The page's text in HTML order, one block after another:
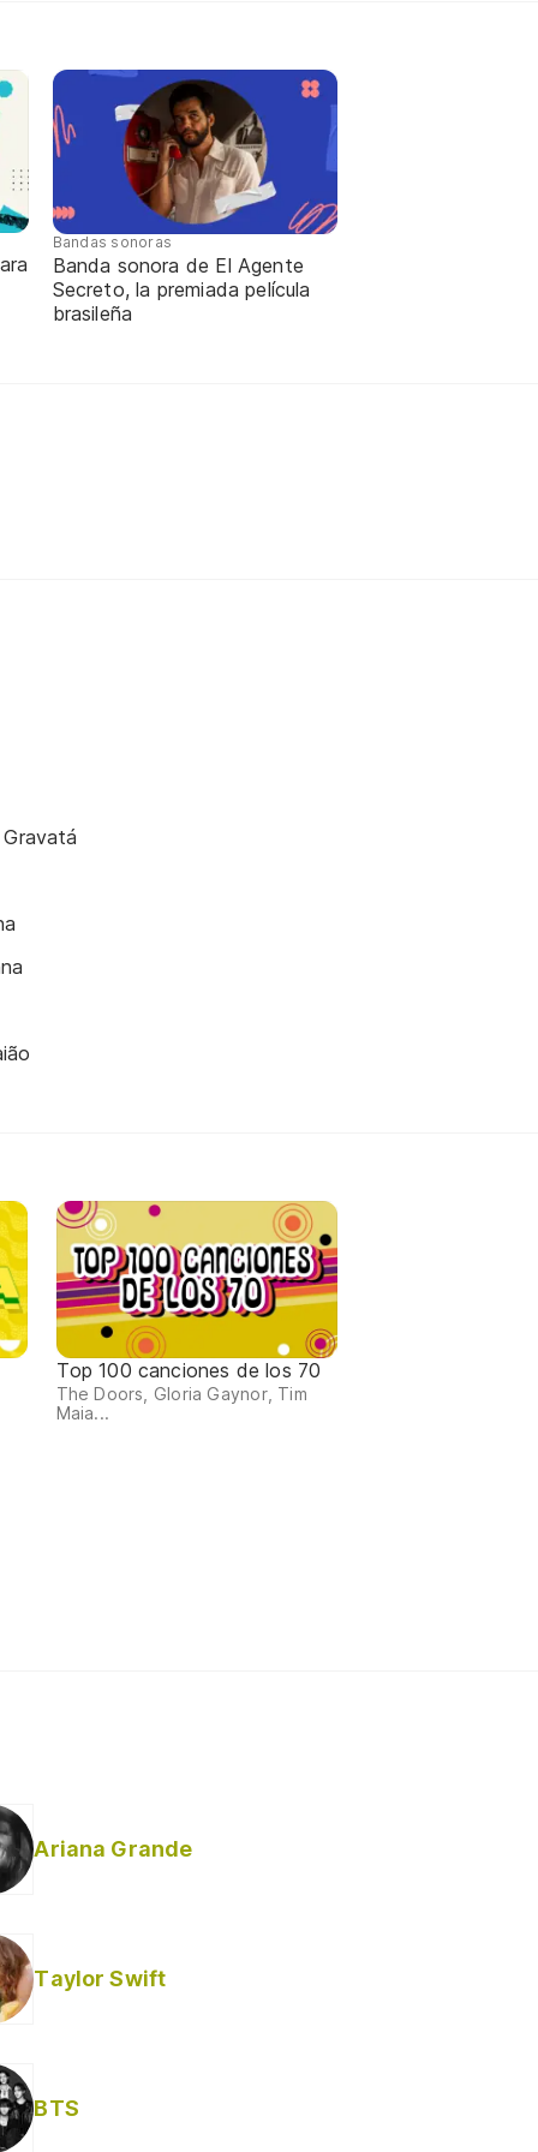
Bandas sonoras
Banda sonora de El Agente
Secreto, la premiada película
brasileña
Top 100 canciones de los 70
The Doors, Gloria Gaynor, Tim
Maia...
Ariana Grande
Taylor Swift
BTS